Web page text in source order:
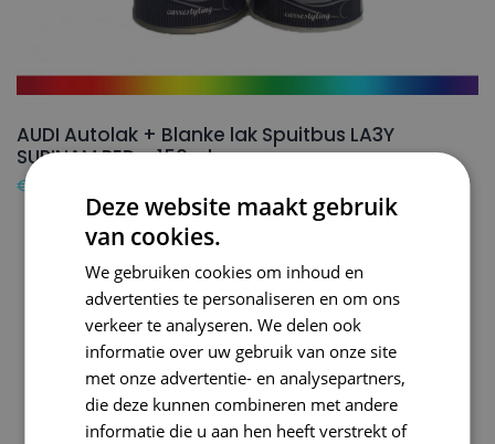
AUDI Autolak + Blanke lak Spuitbus LA3Y
SURINAM RED – 150ml
€
Deze website maakt gebruik
van cookies.
We gebruiken cookies om inhoud en
advertenties te personaliseren en om ons
verkeer te analyseren. We delen ook
informatie over uw gebruik van onze site
met onze advertentie- en analysepartners,
die deze kunnen combineren met andere
informatie die u aan hen heeft verstrekt of